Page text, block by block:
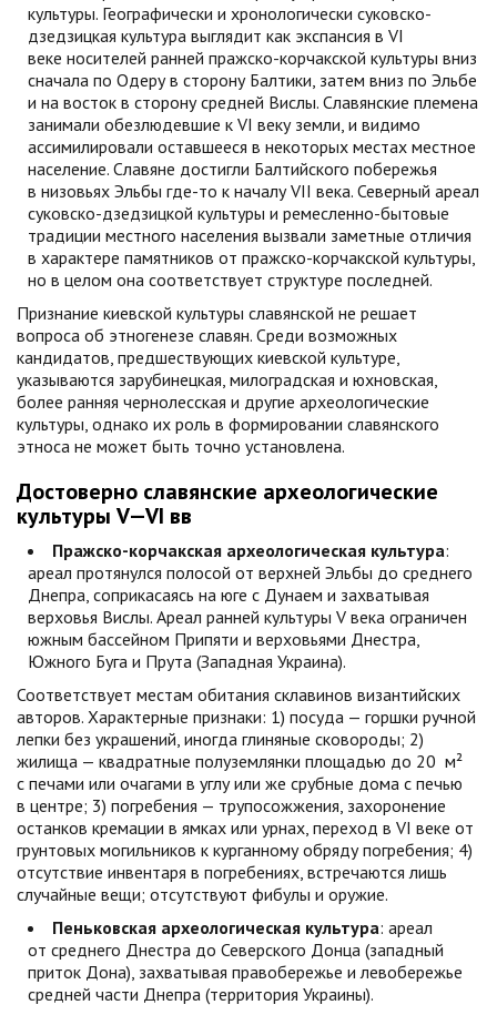
культуры. Географически и хронологически суковско-
дзедзицкая культура выглядит как экспансия в VI
веке носителей ранней пражско-корчакской культуры вниз
сначала по Одеру в сторону Балтики, затем вниз по Эльбе
и на восток в сторону средней Вислы. Славянские племена
занимали обезлюдевшие к VI веку земли, и видимо
ассимилировали оставшееся в некоторых местах местное
население. Славяне достигли Балтийского побережья
в низовьях Эльбы где-то к началу VII века. Северный ареал
суковско-дзедзицкой культуры и ремесленно-бытовые
традиции местного населения вызвали заметные отличия
в характере памятников от пражско-корчакской культуры,
но в целом она соответствует структуре последней.
Признание киевской культуры славянской не решает
вопроса об этногенезе славян. Среди возможных
кандидатов, предшествующих киевской культуре,
указываются зарубинецкая, милоградская и юхновская,
более ранняя чернолесская и другие археологические
культуры, однако их роль в формировании славянского
этноса не может быть точно установлена.
Достоверно славянские археологические
культуры V—VI вв
Пражско-корчакская археологическая культура:
ареал протянулся полосой от верхней Эльбы до среднего
Днепра, соприкасаясь на юге с Дунаем и захватывая
верховья Вислы. Ареал ранней культуры V века ограничен
южным бассейном Припяти и верховьями Днестра,
Южного Буга и Прута (Западная Украина).
Соответствует местам обитания склавинов византийских
авторов. Характерные признаки: 1) посуда — горшки ручной
лепки без украшений, иногда глиняные сковороды; 2)
жилища — квадратные полуземлянки площадью до 20 м²
с печами или очагами в углу или же срубные дома с печью
в центре; 3) погребения — трупосожжения, захоронение
останков кремации в ямках или урнах, переход в VI веке от
грунтовых могильников к курганному обряду погребения; 4)
отсутствие инвентаря в погребениях, встречаются лишь
случайные вещи; отсутствуют фибулы и оружие.
Пеньковская археологическая культура: ареал
от среднего Днестра до Северского Донца (западный
приток Дона), захватывая правобережье и левобережье
средней части Днепра (территория Украины).